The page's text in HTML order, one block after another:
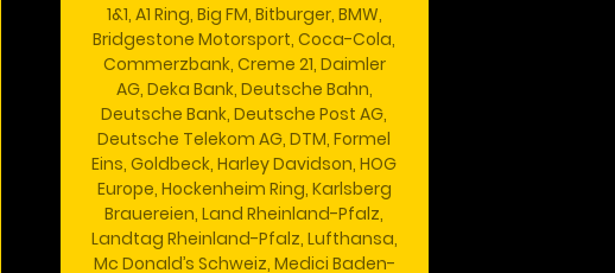
1&1, A1 Ring, Big FM, Bitburger, BMW,
Bridgestone Motorsport, Coca-Cola,
Commerzbank, Creme 21, Daimler
AG, Deka Bank, Deutsche Bahn,
Deutsche Bank, Deutsche Post AG,
Deutsche Telekom AG, DTM, Formel
Eins, Goldbeck, Harley Davidson, HOG
Europe, Hockenheim Ring, Karlsberg
Brauereien, Land Rheinland-Pfalz,
Landtag Rheinland-Pfalz, Lufthansa,
Mc Donald’s Schweiz, Medici Baden-